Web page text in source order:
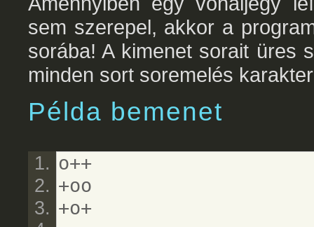
sem szerepel, akkor a
sorába! A kimenet sorait üres
minden sort soremelés
Példa bemenet
o++
+oo
+o+